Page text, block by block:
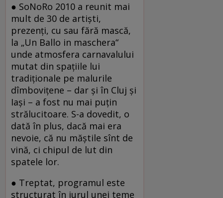
● SoNoRo 2010 a reunit mai
mult de 30 de artişti,
prezenţi, cu sau fără mască,
la „Un Ballo in maschera“
unde atmosfera carnavalului
mutat din spaţiile lui
tradiţionale pe malurile
dîmboviţene – dar şi în Cluj şi
Iaşi – a fost nu mai puţin
strălucitoare. S-a dovedit, o
dată în plus, dacă mai era
nevoie, că nu măştile sînt de
vină, ci chipul de lut din
spatele lor.
● Treptat, programul este
structurat în jurul unei teme